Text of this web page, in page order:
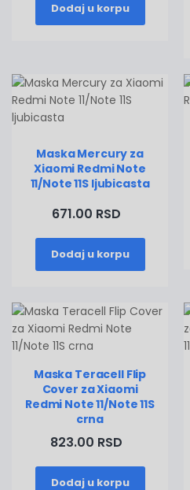
Dodaj u korpu
Maska Mercury za
Xiaomi Redmi Note
11/Note 11S ljubicasta
671.00 RSD
Dodaj u korpu
Maska Teracell Flip
Cover za Xiaomi
Redmi Note 11/Note 11S
crna
823.00 RSD
Dodaj u korpu